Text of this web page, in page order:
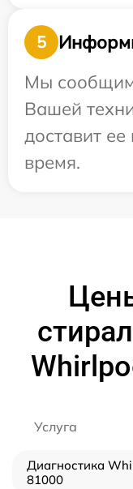
5
Мы сообщим
Вашей
доставит
время.
Услуга
Диагностика
81000